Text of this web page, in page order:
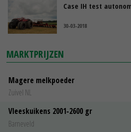
Case IH test
30-03-2018
MARKTPRIJZEN
Magere melkpoeder
Zuivel NL
Vleeskuikens 2001-2600 gr
Barneveld